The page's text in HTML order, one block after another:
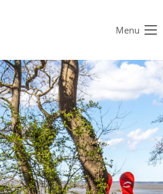
col1" existiert leider nicht.
col2" existiert leider nicht.
col3" existiert leider nicht.
col4" existiert leider nicht.
Menu